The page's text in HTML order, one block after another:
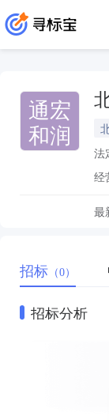
通宏
和润
法
经
最
招标 （0）
招标分析